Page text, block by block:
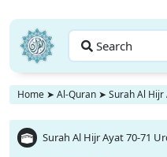
Search
Home ➤ Al-Quran ➤ Surah Al Hijr
Surah Al Hijr Ayat 70-71